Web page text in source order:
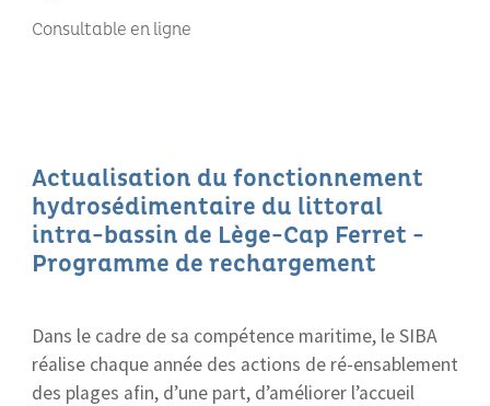
Consultable en ligne
Actualisation du fonctionnement
hydrosédimentaire du littoral
intra-bassin de Lège-Cap Ferret -
Programme de rechargement
Dans le cadre de sa compétence maritime, le SIBA
réalise chaque année des actions de ré-ensablement
des plages afin, d’une part, d’améliorer l’accueil